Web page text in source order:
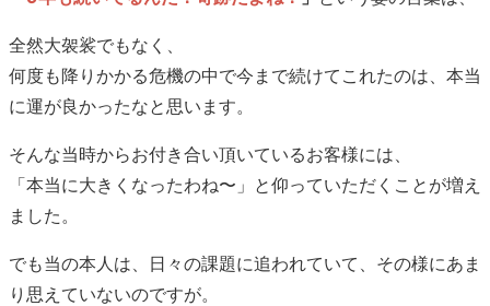
全然大袈裟でもなく、
何度も降りかかる危機の中で今まで続けてこれたのは、本当
に運が良かったなと思います。
そんな当時からお付き合い頂いているお客様には、
「本当に大きくなったわね〜」と仰っていただくことが増え
ました。
でも当の本人は、日々の課題に追われていて、その様にあま
り思えていないのですが。